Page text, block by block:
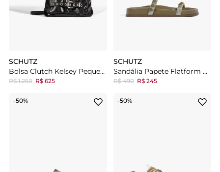
SCHUTZ
Bolsa Clutch Kelsey Pequena Couro Preta
R$ 1.250 R$ 625
SCHUTZ
Sandália Papete Flatform Verde
R$ 490 R$ 245
-50% -50%